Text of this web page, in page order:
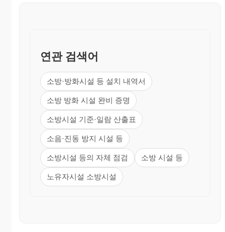
연관 검색어
소방·방화시설 등 설치 내역서
소방 방화 시설 완비 증명
소방시설 기준·일람 산출표
소음·진동 방지 시설 등
소방시설 등의 자체 점검 소방 시설 등
노유자시설 소방시설